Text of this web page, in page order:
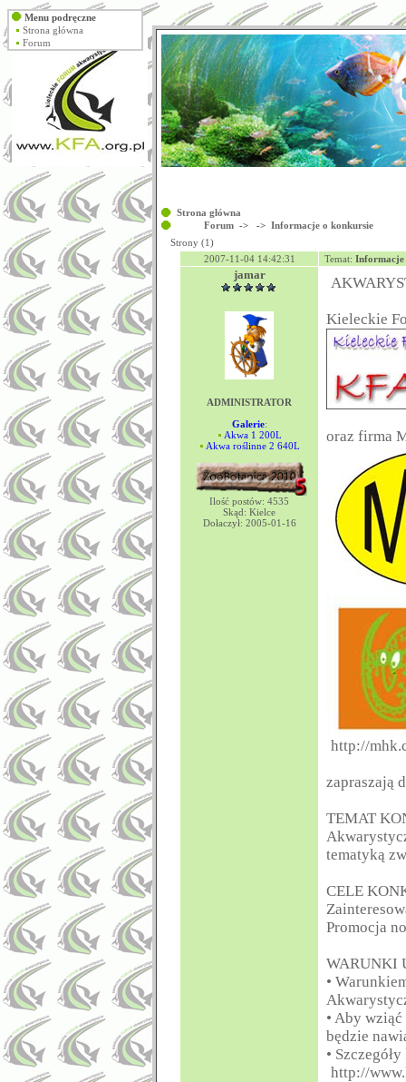
Strona główna
Forum -> -> Informacje o konkursie
Strony (1)
2007-11-04 14:42:31
Temat: Informacje
jamar
ADMINISTRATOR
Galerie:
Akwa 1 200L
Akwa roślinne 2 640L
Ilość postów: 4535
Skąd: Kielce
Dołaczył: 2005-01-16
Kieleckie
oraz firma
http://
zapraszają
TEMAT
tematyką
CELE
Promocja
WARUNKI
•
• Aby
będzie
•
http://
Menu podręczne
Strona główna
Forum